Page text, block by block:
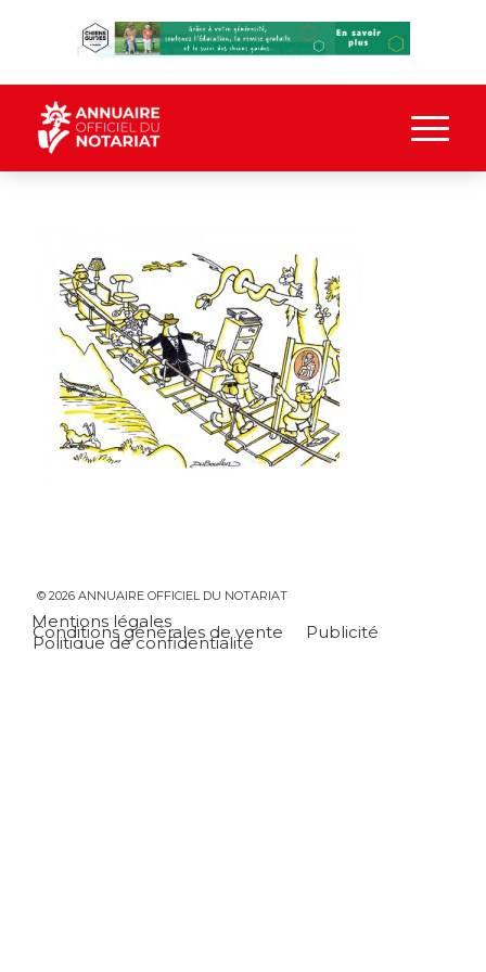
© 2026 ANNUAIRE OFFICIEL DU NOTARIAT
Mentions légales
Conditions générales de vente Publicité
Politique de confidentialité